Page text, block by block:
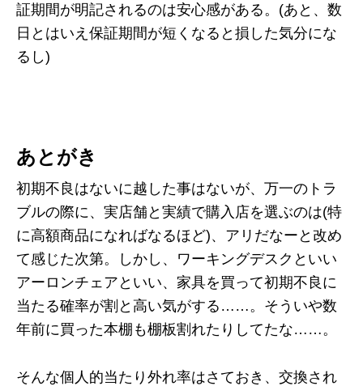
証期間が明記されるのは安心感がある。(あと、数
日とはいえ保証期間が短くなると損した気分にな
るし)
あとがき
初期不良はないに越した事はないが、万一のトラ
ブルの際に、実店舗と実績で購入店を選ぶのは(特
に高額商品になればなるほど)、アリだなーと改め
て感じた次第。しかし、ワーキングデスクといい
アーロンチェアといい、家具を買って初期不良に
当たる確率が割と高い気がする……。そういや数
年前に買った本棚も棚板割れたりしてたな……。
そんな個人的当たり外れ率はさておき、交換され